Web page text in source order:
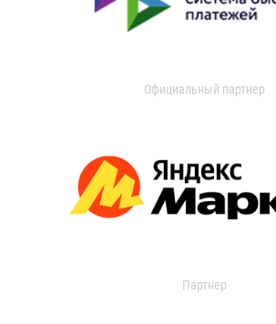
Официальный партнер
Партнер